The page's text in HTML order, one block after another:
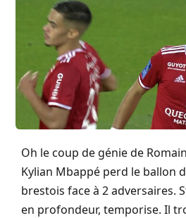
Oh le coup de génie de
Kylian Mbappé perd le ballon
brestois face à 2 adversaires.
en profondeur, temporise. Il